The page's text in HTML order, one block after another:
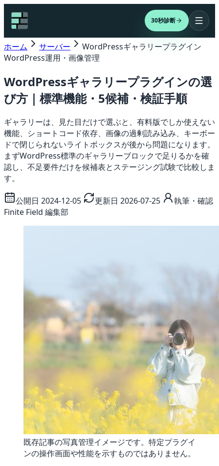
30秒診断
ホーム サーバー
WordPressギャラリープラグイン
WordPress運用・画像管理
WordPressギャラリープラグインの選
び方｜標準機能・5候補・検証手順
ギャラリーは、見た目だけで選ぶと、有料版でしか使えない
機能、ショートコード依存、画像の過剰読み込み、キーボー
ドで閉じられないライトボックスが後から問題になります。
まずWordPress標準のギャラリーブロックで足りるかを確
認し、不足要件だけを候補表とステージング試験で比較しま
す。
公開日 2024-12-05 更新日 2026-07-25
執筆・確認
Finite Field 編集部
既存記事の写真管理イメージです。特定プラグイ
ンの操作画面や性能を示すものではありません。